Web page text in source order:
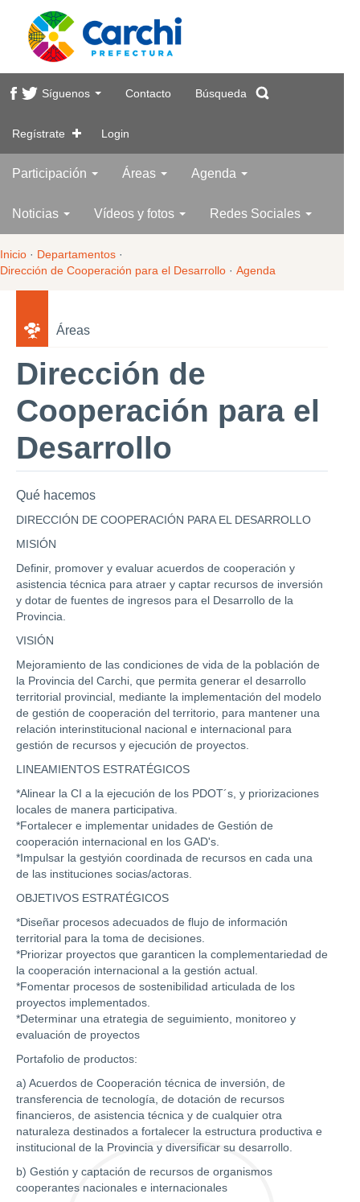
Síguenos Contacto Búsqueda
Regístrate Login
Participación Áreas Agenda
Noticias Vídeos y fotos Redes Sociales
Inicio · Departamentos ·
Dirección de Cooperación para el Desarrollo · Agenda
Áreas
Dirección de
Cooperación para el
Desarrollo
Qué hacemos
DIRECCIÓN DE COOPERACIÓN PARA EL DESARROLLO
MISIÓN
Definir, promover y evaluar acuerdos de cooperación y
asistencia técnica para atraer y captar recursos de inversión
y dotar de fuentes de ingresos para el Desarrollo de la
Provincia.
VISIÓN
Mejoramiento de las condiciones de vida de la población de
la Provincia del Carchi, que permita generar el desarrollo
territorial provincial, mediante la implementación del modelo
de gestión de cooperación del territorio, para mantener una
relación interinstitucional nacional e internacional para
gestión de recursos y ejecución de proyectos.
LINEAMIENTOS ESTRATÉGICOS
*Alinear la CI a la ejecución de los PDOT´s, y priorizaciones
locales de manera participativa.
*Fortalecer e implementar unidades de Gestión de
cooperación internacional en los GAD's.
*Impulsar la gestyión coordinada de recursos en cada una
de las instituciones socias/actoras.
OBJETIVOS ESTRATÉGICOS
*Diseñar procesos adecuados de flujo de información
territorial para la toma de decisiones.
*Priorizar proyectos que garanticen la complementariedad de
la cooperación internacional a la gestión actual.
*Fomentar procesos de sostenibilidad articulada de los
proyectos implementados.
*Determinar una etrategia de seguimiento, monitoreo y
evaluación de proyectos
Portafolio de productos:
a) Acuerdos de Cooperación técnica de inversión, de
transferencia de tecnología, de dotación de recursos
financieros, de asistencia técnica y de cualquier otra
naturaleza destinados a fortalecer la estructura productiva e
institucional de la Provincia y diversificar su desarrollo.
b) Gestión y captación de recursos de organismos
cooperantes nacionales e internacionales